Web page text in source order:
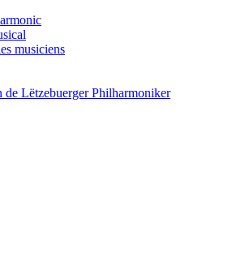
musiciens
de Lëtzebuerger Philharmoniker